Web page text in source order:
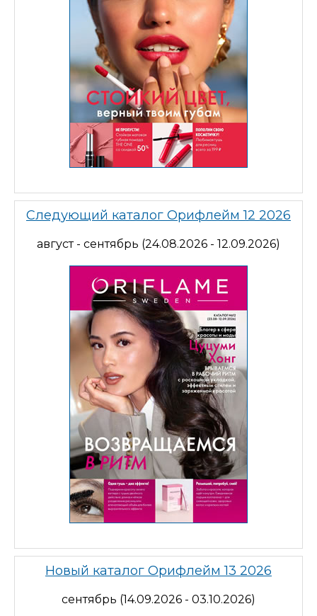
Следующий каталог Орифлейм 12 2026
август - сентябрь (24.08.2026 - 12.09.2026)
Новый каталог Орифлейм 13 2026
сентябрь (14.09.2026 - 03.10.2026)